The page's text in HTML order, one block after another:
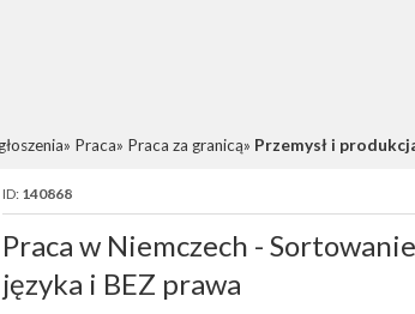
Praca Praca za granicą Przemysł i
ID: 140868
Praca w Niemczech -
języka i BEZ prawa